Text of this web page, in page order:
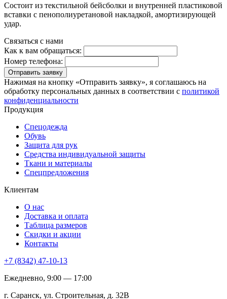
Состоит из текстильной бейсболки и внутренней пластиковой
вставки с пенополиуретановой накладкой, амортизирующей
удар.
Связаться с нами
Как к вам обращаться:
Номер телефона:
Отправить заявку
Нажимая на кнопку «Отправить заявку», я соглашаюсь на
обработку персональных данных в соответствии с политикой
конфиденциальности
Продукция
Спецодежда
Обувь
Защита для рук
Средства индивидуальной защиты
Ткани и материалы
Спецпредложения
Клиентам
О нас
Доставка и оплата
Таблица размеров
Скидки и акции
Контакты
+7 (8342) 47-10-13
Ежедневно, 9:00 — 17:00
г. Саранск, ул. Строительная, д. 32В